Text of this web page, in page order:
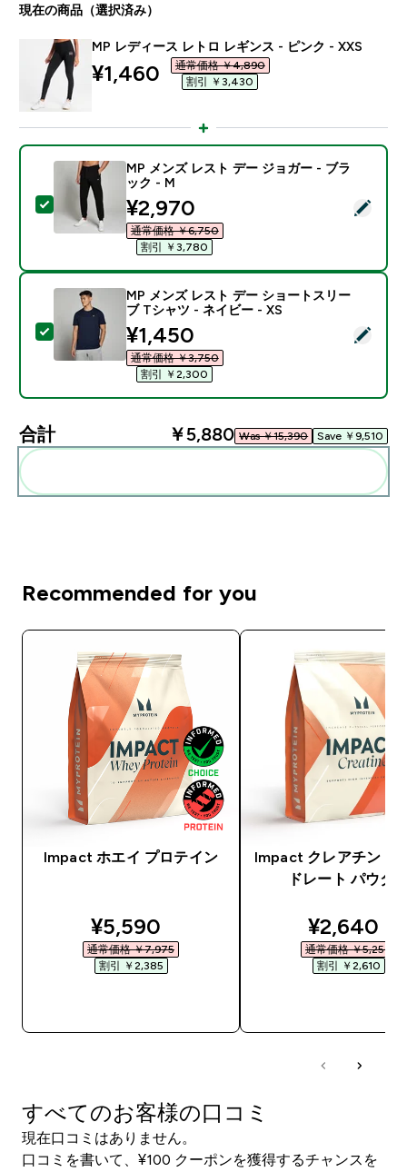
現在の商品（選択済み）
MP レディース レトロ レギンス - ピンク - XXS
discounted price
¥1,460‎
通常価格 ￥4,890‎
割引 ￥3,430‎
この商品を選択 - MP メンズ レスト デー ジョガー -
MP メンズ レスト デー ジョガー - ブラ
ック - M
discounted price
¥2,970‎
通常価格 ￥6,750‎
割引 ￥3,780‎
この商品を選択 - MP メンズ レスト デー ショートス
MP メンズ レスト デー ショートスリー
ブ Tシャツ - ネイビー - XS
discounted price
¥1,450‎
通常価格 ￥3,750‎
割引 ￥2,300‎
合計 ￥5,880‎ Was ￥15,390‎ Save ￥9,510‎
Recommended for you
Impact ホエイ プロテイン
discounted price
¥5,590‎
通常価格 ￥7,975‎
割引 ￥2,385‎
Impact クレアチン モ
ドレート パウダ
¥2,640‎
通常価格 ￥5,250‎
割引 ￥2,610‎
すべてのお客様の口コミ
現在口コミはありません。
口コミを書いて、¥100 クーポンを獲得するチャンスを